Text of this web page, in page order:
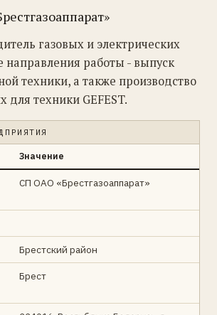
газовых и электрических
направления работы - выпуск
техники, а также производство
техники GEFEST.
Значение
СП ОАО «Брестгазоаппарат»
Брестский район
Брест